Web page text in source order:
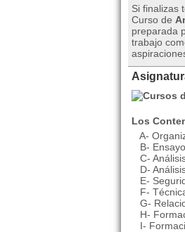
Si finalizas
Curso de
preparada
trabajo
Los
A-
B-
C-
D-
E-
F-
G-
H-
I-